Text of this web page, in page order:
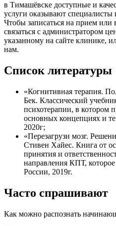
в Тимашёвске доступные и
услуги оказывают
Чтобы записаться на прием или
связаться с администратором
указанному на сайте клинике,
нам.
Список литературы
«Когнитивная терапия.
Бек. Классический
психотерапии, в котором
основных концепциях и
2020г;
«Перезагрузи мозг.
Стивен Хайес. Книга от
принятия и
направления КПТ,
России, 2019г.
Часто спрашивают
Как можно распознать